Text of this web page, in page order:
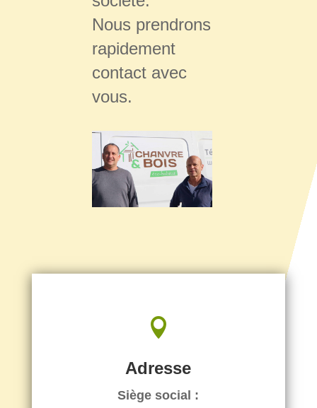
Nous prendrons
rapidement
contact avec
vous.

Adresse
Siège social :